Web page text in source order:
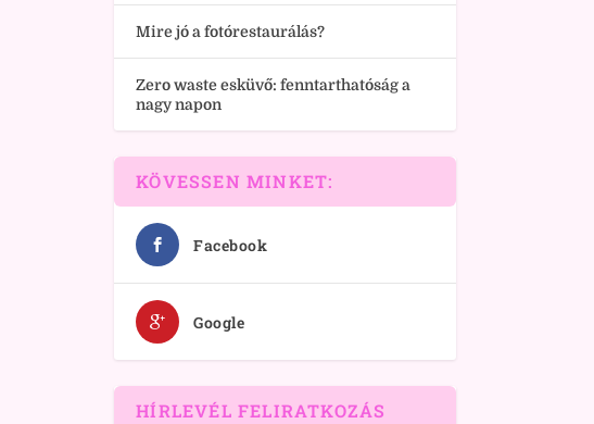
Mire jó a fotórestaurálás?
Zero waste esküvő: fenntarthatóság a
nagy napon
KÖVESSEN MINKET:
Facebook
Google
HÍRLEVÉL FELIRATKOZÁS